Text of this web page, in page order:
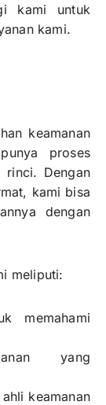
kami untuk
kami.
keamanan
proses
rinci. Dengan
kami bisa
dengan
meliputi:
memahami
yang
keamanan